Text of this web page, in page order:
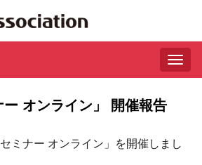
ー オンライン」 開催報告
ミナー オンライン」を開催しまし